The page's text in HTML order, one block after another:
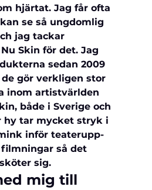
hjärtat. Jag får ofta
se så ungdomlig
jag tackar
Skin för det. Jag
sedan 2009
gör verkligen stor
inom artistvärlden
både i Sverige och
hy tar mycket stryk i
inför teaterupp-
så det
sig.
mig till